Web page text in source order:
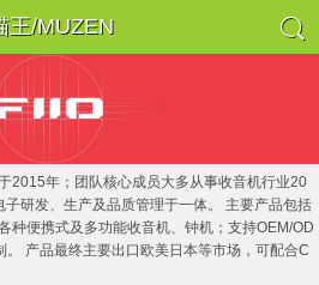
王/MUZEN 
2015年；团队核心成员大多从事收音机行业20
研发、生产及品质管理于一体。 主要产品包括
种便携式及多功能收音机、钟机；支持OEM/OD
。 产品最终主要出口欧美日本等市场，可配合C